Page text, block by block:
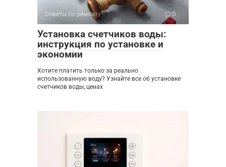
Советы по ремонту 0
Установка счетчиков воды:
инструкция по установке и
экономии
Хотите платить только за реально
использованную воду? Узнайте все об установке
счетчиков воды, ценах